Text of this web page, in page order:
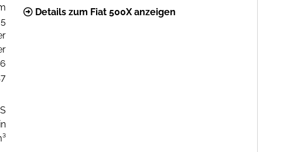
5
Details zum Fiat 500X anzeigen